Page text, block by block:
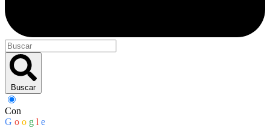
Buscar
Con
G o o g l e